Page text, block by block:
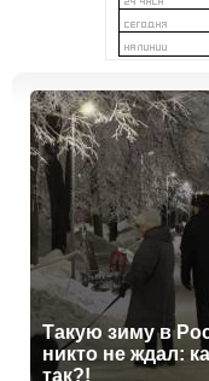
Такую зиму в
никто не ждал:
так?!